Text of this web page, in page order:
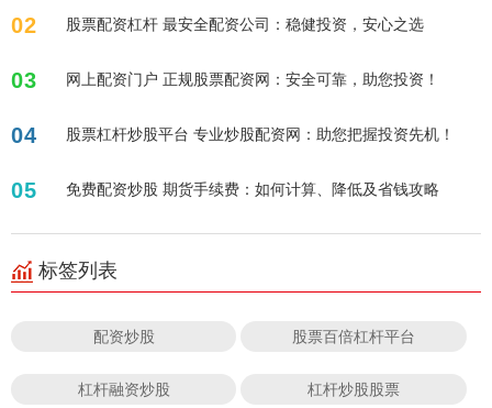
02 股票配资杠杆 最安全配资公司：稳健投资，安心之选
03 网上配资门户 正规股票配资网：安全可靠，助您投资！
04 股票杠杆炒股平台 专业炒股配资网：助您把握投资先机！
05 免费配资炒股 期货手续费：如何计算、降低及省钱攻略
标签列表
配资炒股 股票百倍杠杆平台
杠杆融资炒股 杠杆炒股股票